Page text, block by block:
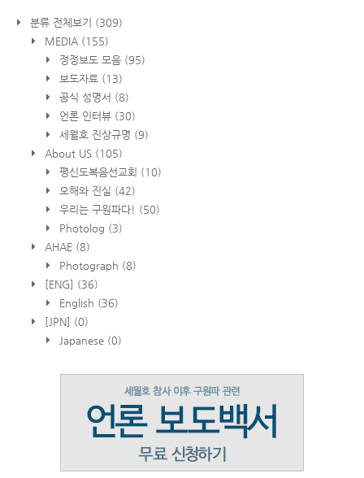
분류 전체보기 (309)
MEDIA (155)
정정보도 모음 (95)
보도자료 (13)
공식 성명서 (8)
언론 인터뷰 (30)
세월호 진상규명 (9)
About US (105)
평신도복음선교회 (10)
오해와 진실 (42)
우리는 구원파다! (50)
Photolog (3)
AHAE (8)
Photograph (8)
[ENG] (36)
English (36)
[JPN] (0)
Japanese (0)